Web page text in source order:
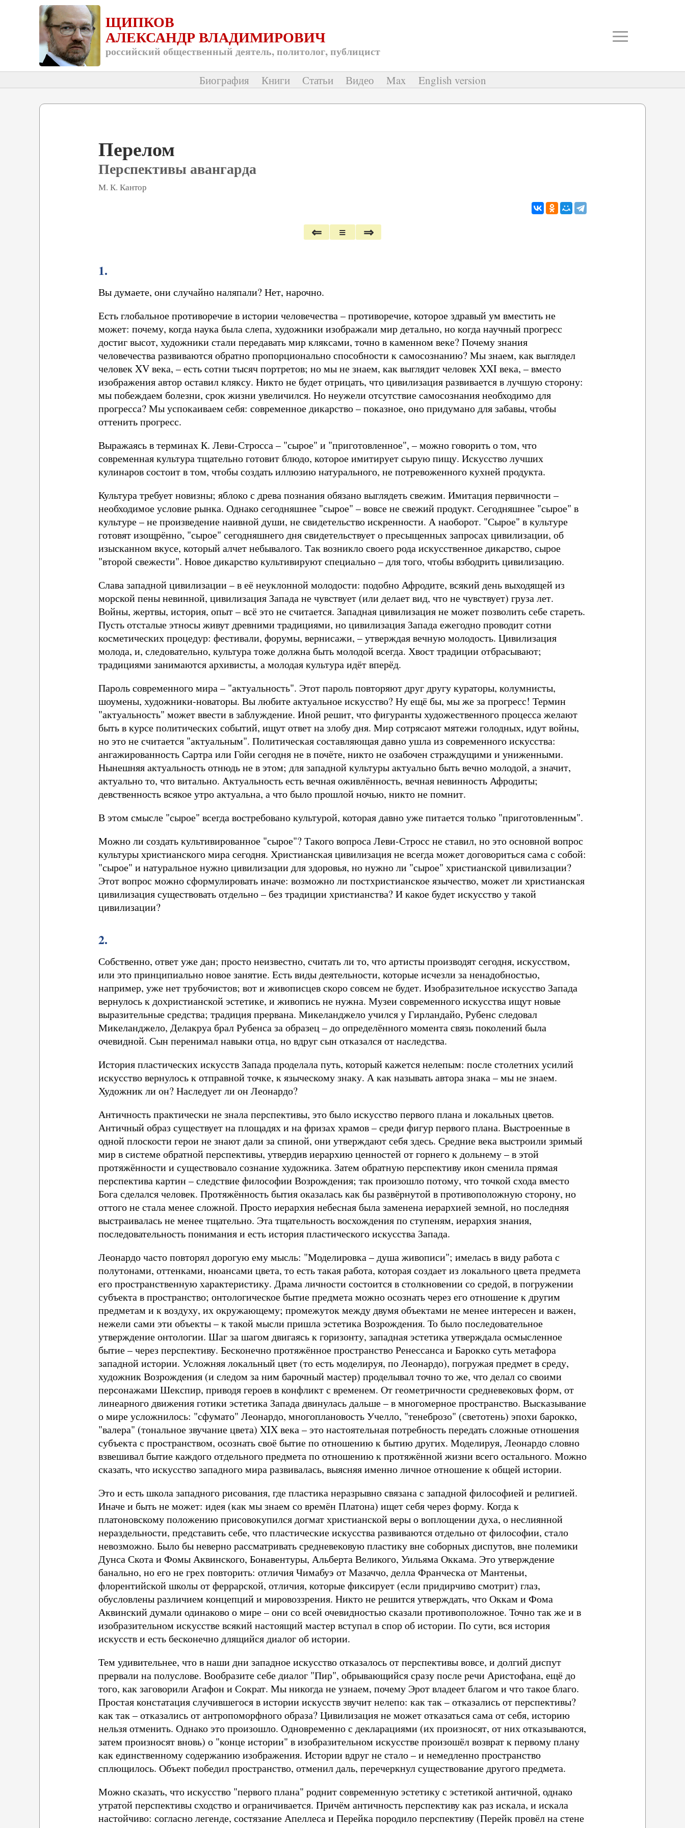
ЩИПКОВ
АЛЕКСАНДР ВЛАДИМИРОВИЧ
российский общественный деятель, политолог, публицист ≡
Биография Книги Статьи Видео Max English version
Перелом
Перспективы авангарда
М. К. Кантор
⇐ ≡ ⇒
1.
Вы думаете, они случайно наляпали? Нет, нарочно.
Есть глобальное противоречие в истории человечества – противоречие, которое здравый ум вместить не
может: почему, когда наука была слепа, художники изображали мир детально, но когда научный прогресс
достиг высот, художники стали передавать мир кляксами, точно в каменном веке? Почему знания
человечества развиваются обратно пропорционально способности к самосознанию? Мы знаем, как выглядел
человек XV века, – есть сотни тысяч портретов; но мы не знаем, как выглядит человек XXI века, – вместо
изображения автор оставил кляксу. Никто не будет отрицать, что цивилизация развивается в лучшую сторону:
мы побеждаем болезни, срок жизни увеличился. Но неужели отсутствие самосознания необходимо для
прогресса? Мы успокаиваем себя: современное дикарство – показное, оно придумано для забавы, чтобы
оттенить прогресс.
Выражаясь в терминах К. Леви-Стросса – "сырое" и "приготовленное", – можно говорить о том, что
современная культура тщательно готовит блюдо, которое имитирует сырую пищу. Искусство лучших
кулинаров состоит в том, чтобы создать иллюзию натурального, не потревоженного кухней продукта.
Культура требует новизны; яблоко с древа познания обязано выглядеть свежим. Имитация первичности –
необходимое условие рынка. Однако сегодняшнее "сырое" – вовсе не свежий продукт. Сегодняшнее "сырое" в
культуре – не произведение наивной души, не свидетельство искренности. А наоборот. "Сырое" в культуре
готовят изощрённо, "сырое" сегодняшнего дня свидетельствует о пресыщенных запросах цивилизации, об
изысканном вкусе, который алчет небывалого. Так возникло своего рода искусственное дикарство, сырое
"второй свежести". Новое дикарство культивируют специально – для того, чтобы взбодрить цивилизацию.
Слава западной цивилизации – в её неуклонной молодости: подобно Афродите, всякий день выходящей из
морской пены невинной, цивилизация Запада не чувствует (или делает вид, что не чувствует) груза лет.
Войны, жертвы, история, опыт – всё это не считается. Западная цивилизация не может позволить себе стареть.
Пусть отсталые этносы живут древними традициями, но цивилизация Запада ежегодно проводит сотни
косметических процедур: фестивали, форумы, вернисажи, – утверждая вечную молодость. Цивилизация
молода, и, следовательно, культура тоже должна быть молодой всегда. Хвост традиции отбрасывают;
традициями занимаются архивисты, а молодая культура идёт вперёд.
Пароль современного мира – "актуальность". Этот пароль повторяют друг другу кураторы, колумнисты,
шоумены, художники-новаторы. Вы любите актуальное искусство? Ну ещё бы, мы же за прогресс! Термин
"актуальность" может ввести в заблуждение. Иной решит, что фигуранты художественного процесса желают
быть в курсе политических событий, ищут ответ на злобу дня. Мир сотрясают мятежи голодных, идут войны,
но это не считается "актуальным". Политическая составляющая давно ушла из современного искусства:
ангажированность Сартра или Гойи сегодня не в почёте, никто не озабочен страждущими и униженными.
Нынешняя актуальность отнюдь не в этом; для западной культуры актуально быть вечно молодой, а значит,
актуально то, что витально. Актуальность есть вечная оживлённость, вечная невинность Афродиты;
девственность всякое утро актуальна, а что было прошлой ночью, никто не помнит.
В этом смысле "сырое" всегда востребовано культурой, которая давно уже питается только "приготовленным".
Можно ли создать культивированное "сырое"? Такого вопроса Леви-Стросс не ставил, но это основной вопрос
культуры христианского мира сегодня. Христианская цивилизация не всегда может договориться сама с собой:
"сырое" и натуральное нужно цивилизации для здоровья, но нужно ли "сырое" христианской цивилизации?
Этот вопрос можно сформулировать иначе: возможно ли постхристианское язычество, может ли христианская
цивилизация существовать отдельно – без традиции христианства? И какое будет искусство у такой
цивилизации?
2.
Собственно, ответ уже дан; просто неизвестно, считать ли то, что артисты производят сегодня, искусством,
или это принципиально новое занятие. Есть виды деятельности, которые исчезли за ненадобностью,
например, уже нет трубочистов; вот и живописцев скоро совсем не будет. Изобразительное искусство Запада
вернулось к дохристианской эстетике, и живопись не нужна. Музеи современного искусства ищут новые
выразительные средства; традиция прервана. Микеланджело учился у Гирландайо, Рубенс следовал
Микеланджело, Делакруа брал Рубенса за образец – до определённого момента связь поколений была
очевидной. Сын перенимал навыки отца, но вдруг сын отказался от наследства.
История пластических искусств Запада проделала путь, который кажется нелепым: после столетних усилий
искусство вернулось к отправной точке, к языческому знаку. А как называть автора знака – мы не знаем.
Художник ли он? Наследует ли он Леонардо?
Античность практически не знала перспективы, это было искусство первого плана и локальных цветов.
Античный образ существует на площадях и на фризах храмов – среди фигур первого плана. Выстроенные в
одной плоскости герои не знают дали за спиной, они утверждают себя здесь. Средние века выстроили зримый
мир в системе обратной перспективы, утвердив иерархию ценностей от горнего к дольнему – в этой
протяжённости и существовало сознание художника. Затем обратную перспективу икон сменила прямая
перспектива картин – следствие философии Возрождения; так произошло потому, что точкой схода вместо
Бога сделался человек. Протяжённость бытия оказалась как бы развёрнутой в противоположную сторону, но
оттого не стала менее сложной. Просто иерархия небесная была заменена иерархией земной, но последняя
выстраивалась не менее тщательно. Эта тщательность восхождения по ступеням, иерархия знания,
последовательность понимания и есть история пластического искусства Запада.
Леонардо часто повторял дорогую ему мысль: "Моделировка – душа живописи"; имелась в виду работа с
полутонами, оттенками, нюансами цвета, то есть такая работа, которая создает из локального цвета предмета
его пространственную характеристику. Драма личности состоится в столкновении со средой, в погружении
субъекта в пространство; онтологическое бытие предмета можно осознать через его отношение к другим
предметам и к воздуху, их окружающему; промежуток между двумя объектами не менее интересен и важен,
нежели сами эти объекты – к такой мысли пришла эстетика Возрождения. То было последовательное
утверждение онтологии. Шаг за шагом двигаясь к горизонту, западная эстетика утверждала осмысленное
бытие – через перспективу. Бесконечно протяжённое пространство Ренессанса и Барокко суть метафора
западной истории. Усложняя локальный цвет (то есть моделируя, по Леонардо), погружая предмет в среду,
художник Возрождения (и следом за ним барочный мастер) проделывал точно то же, что делал со своими
персонажами Шекспир, приводя героев в конфликт с временем. От геометричности средневековых форм, от
линеарного движения готики эстетика Запада двинулась дальше – в многомерное пространство. Высказывание
о мире усложнилось: "сфумато" Леонардо, многоплановость Учелло, "тенеброзо" (светотень) эпохи барокко,
"валера" (тональное звучание цвета) XIX века – это настоятельная потребность передать сложные отношения
субъекта с пространством, осознать своё бытие по отношению к бытию других. Моделируя, Леонардо словно
взвешивал бытие каждого отдельного предмета по отношению к протяжённой жизни всего остального. Можно
сказать, что искусство западного мира развивалась, выясняя именно личное отношение к общей истории.
Это и есть школа западного рисования, где пластика неразрывно связана с западной философией и религией.
Иначе и быть не может: идея (как мы знаем со времён Платона) ищет себя через форму. Когда к
платоновскому положению присовокупился догмат христианской веры о воплощении духа, о неслиянной
нераздельности, представить себе, что пластические искусства развиваются отдельно от философии, стало
невозможно. Было бы неверно рассматривать средневековую пластику вне соборных диспутов, вне полемики
Дунса Скота и Фомы Аквинского, Бонавентуры, Альберта Великого, Уильяма Оккама. Это утверждение
банально, но его не грех повторить: отличия Чимабуэ от Мазаччо, делла Франческа от Мантеньи,
флорентийской школы от феррарской, отличия, которые фиксирует (если придирчиво смотрит) глаз,
обусловлены различием концепций и мировоззрения. Никто не решится утверждать, что Оккам и Фома
Аквинский думали одинаково о мире – они со всей очевидностью сказали противоположное. Точно так же и в
изобразительном искусстве всякий настоящий мастер вступал в спор об истории. По сути, вся история
искусств и есть бесконечно длящийся диалог об истории.
Тем удивительнее, что в наши дни западное искусство отказалось от перспективы вовсе, и долгий диспут
прервали на полуслове. Вообразите себе диалог "Пир", обрывающийся сразу после речи Аристофана, ещё до
того, как заговорили Агафон и Сократ. Мы никогда не узнаем, почему Эрот владеет благом и что такое благо.
Простая констатация случившегося в истории искусств звучит нелепо: как так – отказались от перспективы?
как так – отказались от антропоморфного образа? Цивилизация не может отказаться сама от себя, историю
нельзя отменить. Однако это произошло. Одновременно с декларациями (их произносят, от них отказываются,
затем произносят вновь) о "конце истории" в изобразительном искусстве произошёл возврат к первому плану
как единственному содержанию изображения. Истории вдруг не стало – и немедленно пространство
сплющилось. Объект победил пространство, отменил даль, перечеркнул существование другого предмета.
Можно сказать, что искусство "первого плана" роднит современную эстетику с эстетикой античной, однако
утратой перспективы сходство и ограничивается. Причём античность перспективу как раз искала, и искала
настойчиво: согласно легенде, состязание Апеллеса и Перейка породило перспективу (Перейк провёл на стене